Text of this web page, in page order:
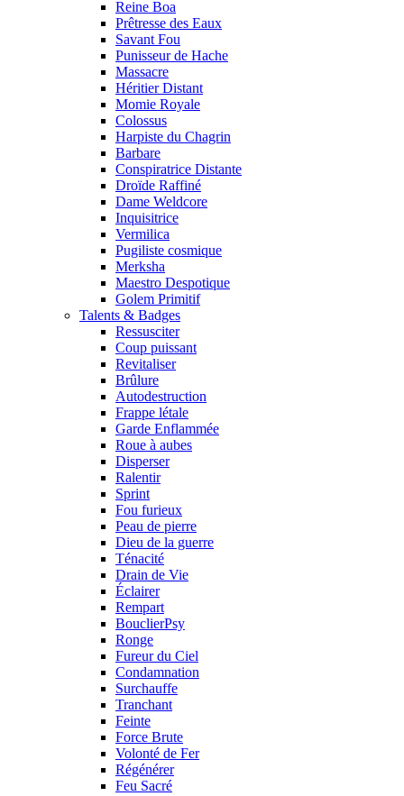
Reine Boa
Prêtresse des Eaux
Savant Fou
Punisseur de Hache
Massacre
Héritier Distant
Momie Royale
Colossus
Harpiste du Chagrin
Barbare
Conspiratrice Distante
Droïde Raffiné
Dame Weldcore
Inquisitrice
Vermilica
Pugiliste cosmique
Merksha
Maestro Despotique
Golem Primitif
Talents & Badges
Ressusciter
Coup puissant
Revitaliser
Brûlure
Autodestruction
Frappe létale
Garde Enflammée
Roue à aubes
Disperser
Ralentir
Sprint
Fou furieux
Peau de pierre
Dieu de la guerre
Ténacité
Drain de Vie
Éclairer
Rempart
BouclierPsy
Ronge
Fureur du Ciel
Condamnation
Surchauffe
Tranchant
Feinte
Force Brute
Volonté de Fer
Régénérer
Feu Sacré